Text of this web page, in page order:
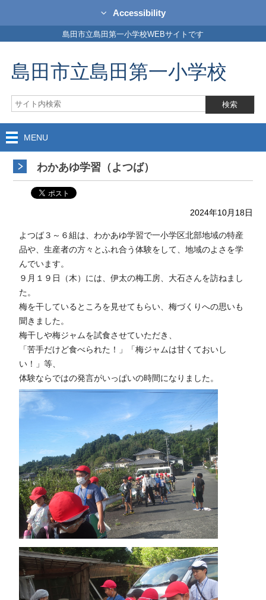
Accessibility
島田市立島田第一小学校WEBサイトです
島田市立島田第一小学校
MENU
わかあゆ学習（よつば）
2024年10月18日
よつば３～６組は、わかあゆ学習で一小学区北部地域の特産
品や、生産者の方々とふれ合う体験をして、地域のよさを学
んでいます。
９月１９日（木）には、伊太の梅工房、大石さんを訪ねまし
た。
梅を干しているところを見せてもらい、梅づくりへの思いも
聞きました。
梅干しや梅ジャムを試食させていただき、
「苦手だけど食べられた！」「梅ジャムは甘くておいし
い！」等、
体験ならではの発言がいっぱいの時間になりました。